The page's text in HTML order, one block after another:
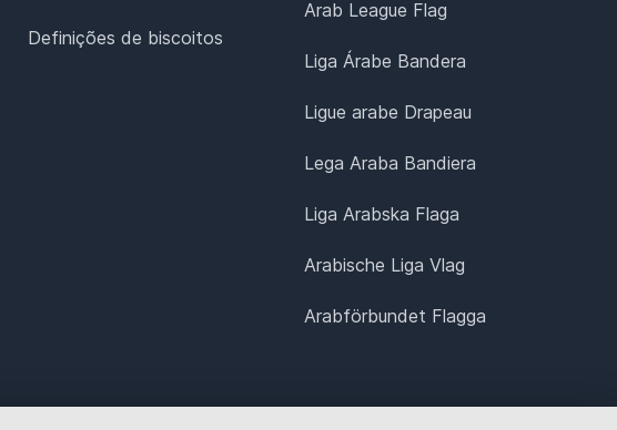
Definições de biscoitos
Arab League Flag
Liga Árabe Bandera
Ligue arabe Drapeau
Lega Araba Bandiera
Liga Arabska Flaga
Arabische Liga Vlag
Arabförbundet Flagga